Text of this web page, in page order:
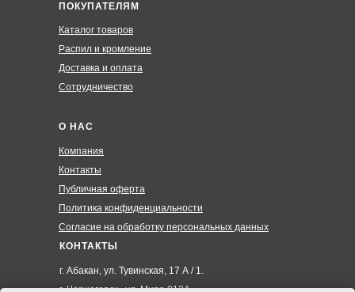
ПОКУПАТЕЛЯМ
Каталог товаров
Распил и кромление
Доставка и оплата
Сотрудничество
О НАС
Компания
Контакты
Публичная оферта
Политика конфиденциальности
Согласие на обработку персональных данных
КОНТАКТЫ
г. Абакан, ул. Тувинская, 17 А / 1.
г. Черногорск , ул. Мира 012А